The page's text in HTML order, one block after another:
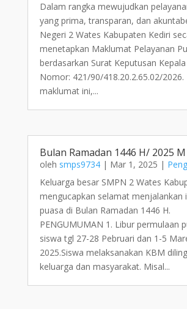
Dalam rangka mewujudkan
yang prima, transparan, dan
Negeri 2 Wates Kabupaten Kediri
menetapkan Maklumat Pelayanan
berdasarkan Surat Keputusan
Nomor: 421/90/418.20.2.65.02/2026.
maklumat ini,...
Bulan Ramadan 1446 H/ 2025 M
oleh smps9734| Mar 1, 2025 |
Keluarga besar SMPN 2 Wates
mengucapkan selamat menjalankan
puasa di Bulan Ramadan 1446 H.
PENGUMUMAN 1. Libur permulaan
siswa tgl 27-28 Pebruari dan 1-5
2025.Siswa melaksanakan KBM
keluarga dan masyarakat. Misal...